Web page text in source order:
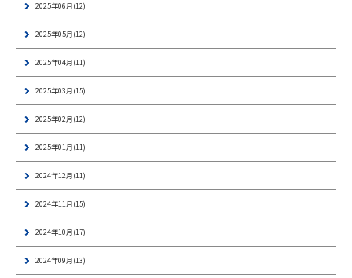
2025年06月(12)
2025年05月(12)
2025年04月(11)
2025年03月(15)
2025年02月(12)
2025年01月(11)
2024年12月(11)
2024年11月(15)
2024年10月(17)
2024年09月(13)